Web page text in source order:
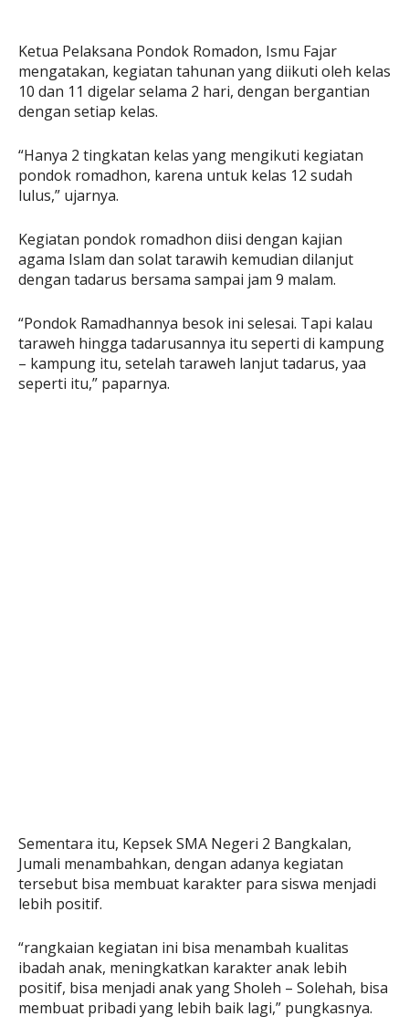
Ketua Pelaksana Pondok Romadon, Ismu Fajar
mengatakan, kegiatan tahunan yang diikuti oleh kelas
10 dan 11 digelar selama 2 hari, dengan bergantian
dengan setiap kelas.
“Hanya 2 tingkatan kelas yang mengikuti kegiatan
pondok romadhon, karena untuk kelas 12 sudah
lulus,” ujarnya.
Kegiatan pondok romadhon diisi dengan kajian
agama Islam dan solat tarawih kemudian dilanjut
dengan tadarus bersama sampai jam 9 malam.
“Pondok Ramadhannya besok ini selesai. Tapi kalau
taraweh hingga tadarusannya itu seperti di kampung
– kampung itu, setelah taraweh lanjut tadarus, yaa
seperti itu,” paparnya.
Sementara itu, Kepsek SMA Negeri 2 Bangkalan,
Jumali menambahkan, dengan adanya kegiatan
tersebut bisa membuat karakter para siswa menjadi
lebih positif.
“rangkaian kegiatan ini bisa menambah kualitas
ibadah anak, meningkatkan karakter anak lebih
positif, bisa menjadi anak yang Sholeh – Solehah, bisa
membuat pribadi yang lebih baik lagi,” pungkasnya.